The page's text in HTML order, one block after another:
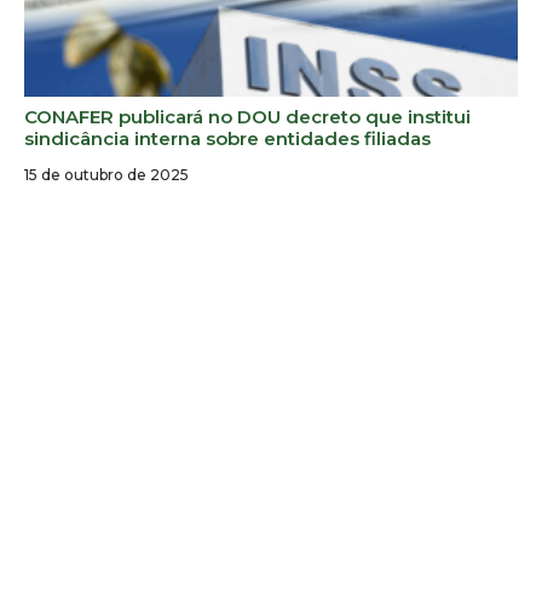
CONAFER publicará no DOU decreto que institui
sindicância interna sobre entidades filiadas
15 de outubro de 2025